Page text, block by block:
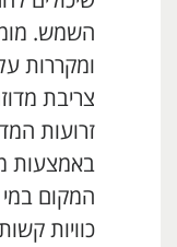
השמש.
ומקררות
צריבת
זרועות
באמצעות
המקום
כוויות